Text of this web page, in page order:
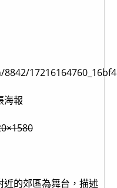
海報
的郊區為舞台，描述